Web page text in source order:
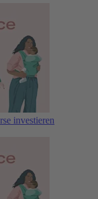
investieren